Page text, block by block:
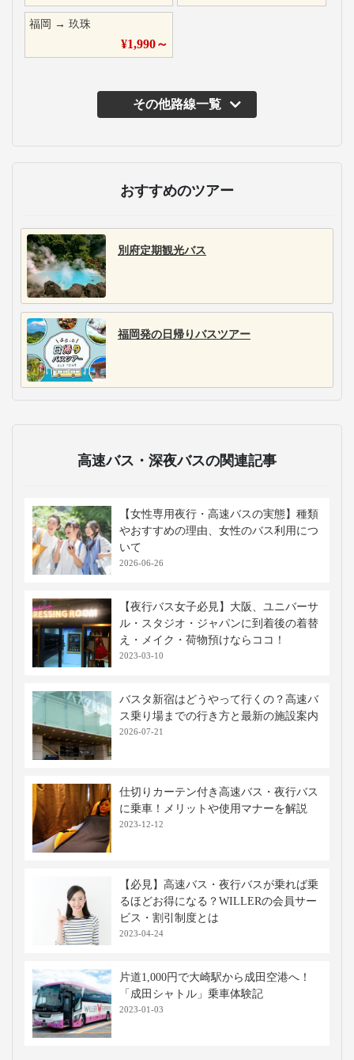
福岡 → 玖珠
¥1,990～
その他路線一覧
おすすめのツアー
別府定期観光バス
福岡発の日帰りバスツアー
高速バス・深夜バスの関連記事
【女性専用夜行・高速バスの実態】種類
やおすすめの理由、女性のバス利用につ
いて
2026-06-26
【夜行バス女子必見】大阪、ユニバーサ
ル・スタジオ・ジャパンに到着後の着替
え・メイク・荷物預けならココ！
2023-03-10
バスタ新宿はどうやって行くの？高速バ
ス乗り場までの行き方と最新の施設案内
2026-07-21
仕切りカーテン付き高速バス・夜行バス
に乗車！メリットや使用マナーを解説
2023-12-12
【必見】高速バス・夜行バスが乗れば乗
るほどお得になる？WILLERの会員サー
ビス・割引制度とは
2023-04-24
片道1,000円で大崎駅から成田空港へ！
「成田シャトル」乗車体験記
2023-01-03